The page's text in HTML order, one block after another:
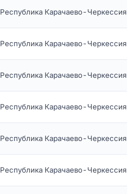
Республика Карачаево-Черкессия
Республика Карачаево-Черкессия
Республика Карачаево-Черкессия
Республика Карачаево-Черкессия
Республика Карачаево-Черкессия
Республика Карачаево-Черкессия